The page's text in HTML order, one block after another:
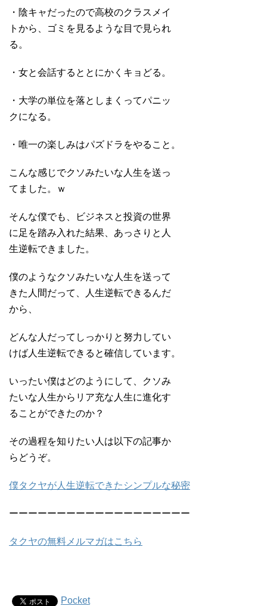
・陰キャだったので高校のクラスメイ
トから、ゴミを見るような目で見られ
る。
・女と会話するととにかくキョどる。
・大学の単位を落としまくってパニッ
クになる。
・唯一の楽しみはパズドラをやること。
こんな感じでクソみたいな人生を送っ
てました。ｗ
そんな僕でも、ビジネスと投資の世界
に足を踏み入れた結果、あっさりと人
生逆転できました。
僕のようなクソみたいな人生を送って
きた人間だって、人生逆転できるんだ
から、
どんな人だってしっかりと努力してい
けば人生逆転できると確信しています。
いったい僕はどのようにして、クソみ
たいな人生からリア充な人生に進化す
ることができたのか？
その過程を知りたい人は以下の記事か
らどうぞ。
僕タクヤが人生逆転できたシンプルな秘密
ーーーーーーーーーーーーーーーーーーー
タクヤの無料メルマガはこちら
Pocket